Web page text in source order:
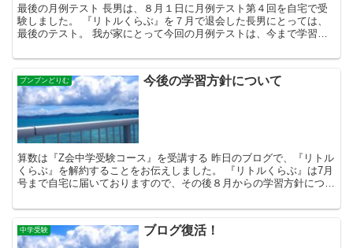
最後の月例テスト 長男は、８月１日に月例テスト第４回を自宅で受
験しました。 『リトルくらぶ』を７月で退会した長男にとっては、
最後のテスト。 我が家にとって今回の月例テストは、今まで学習し
ブンブンどりむ 今後の学習方針について
算数は『Z会中学受験コース』を受講する 昨日のブログで、『リトル
くらぶ』を解約することをお伝えしました。 『リトルくらぶ』は7月
号まで自宅に届いておりますので、その後８月からの学習方針につい
中学受験 ブログ復活！